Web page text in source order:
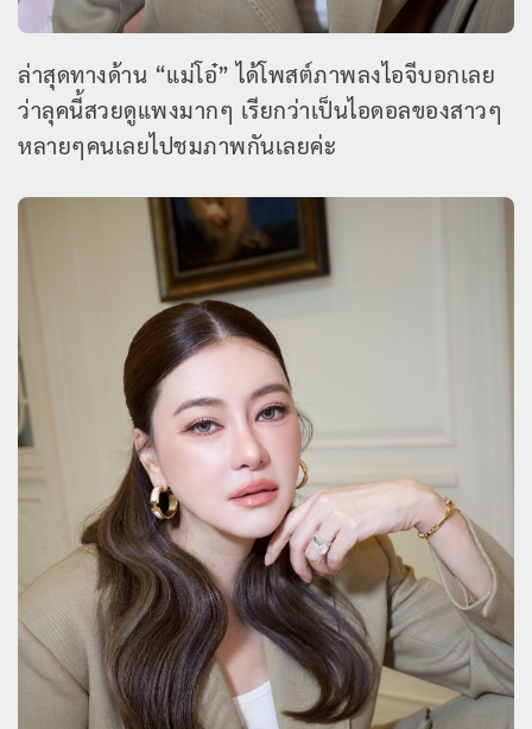
ล่าสุดทางด้าน “แม่โอ๋” ได้โพสต์ภาพลงไอจีบอกเลย
ว่าลุคนี้สวยดูแพงมากๆ เรียกว่าเป็นไอดอลของสาวๆ
หลายๆคนเลยไปชมภาพกันเลยค่ะ